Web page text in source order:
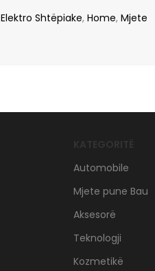
Elektro Shtëpiake, Home, Mjete
Automobile
Mjete pune Bau
Aksesorë
Teknologji
Kozmetikë